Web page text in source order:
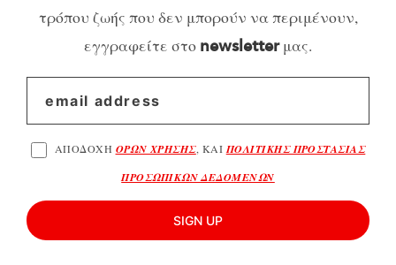
τρόπου ζωής που δεν μπορούν να περιμένουν,
εγγραφείτε στο newsletterμας.
ΑΠΟΔΟΧΗ ΟΡΩΝ ΧΡΗΣΗΣ, ΚΑΙ ΠΟΛΙΤΙΚΗΣ ΠΡΟΣΤΑΣΙΑΣ
ΠΡΟΣΩΠΙΚΩΝ ΔΕΔΟΜΕΝΩΝ
SIGN UP